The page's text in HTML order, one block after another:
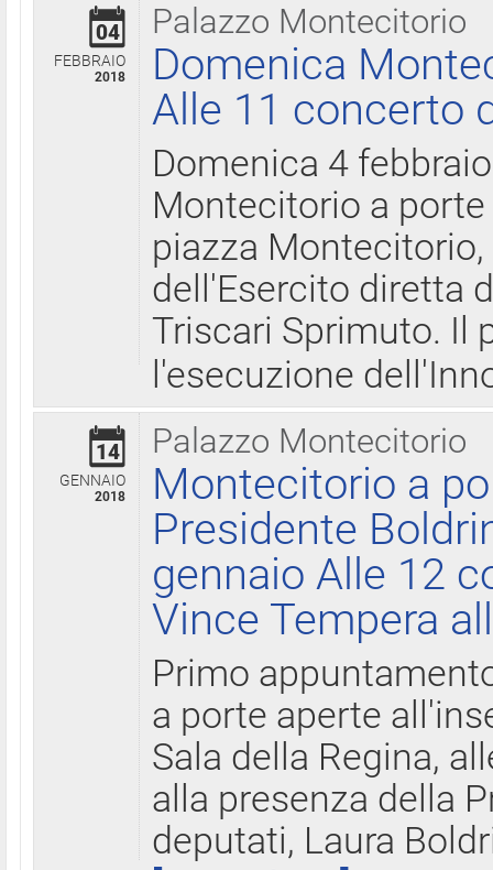
Palazzo Montecitorio
04
FEBBRAIO
2018
Domenica
Alle 11 concerto
Domenica 4
Montecitorio a
piazza
dell'Esercito diretta
Triscari Sprimuto. Il
l'esecuzione
Palazzo Montecitorio
14
GENNAIO
2018
Montecitorio a
Presidente
gennaio Alle 12
Vince Tempera
Primo
a porte aperte
Sala della Regina,
alla presenza della
deputati, Laura